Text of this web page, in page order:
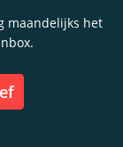
maandelijks het